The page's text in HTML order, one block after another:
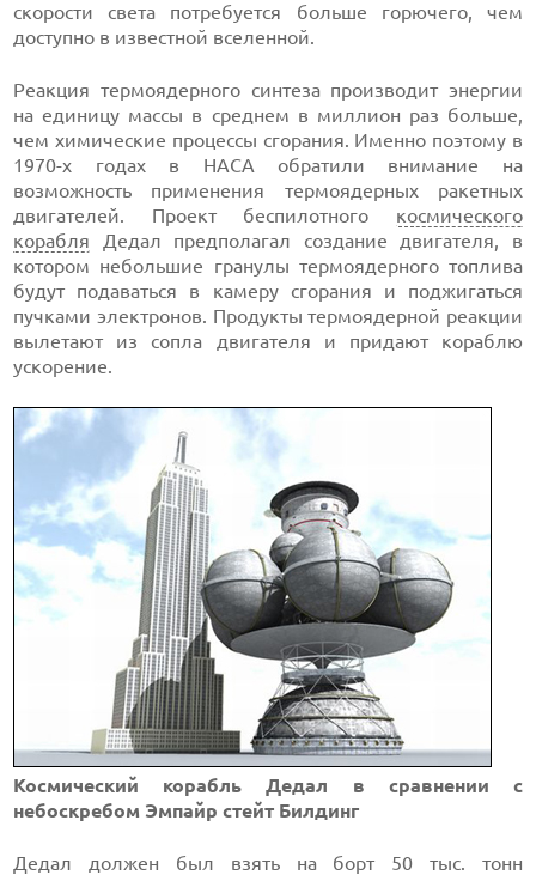
скорости света потребуется больше горючего, чем
доступно в известной вселенной.
Реакция термоядерного синтеза производит энергии
на единицу массы в среднем в миллион раз больше,
чем химические процессы сгорания. Именно поэтому в
1970-х годах в НАСА обратили внимание на
возможность применения термоядерных ракетных
двигателей. Проект беспилотного космического
корабля Дедал предполагал создание двигателя, в
котором небольшие гранулы термоядерного топлива
будут подаваться в камеру сгорания и поджигаться
пучками электронов. Продукты термоядерной реакции
вылетают из сопла двигателя и придают кораблю
ускорение.
Космический корабль Дедал в сравнении с
небоскребом Эмпайр стейт Билдинг
Дедал должен был взять на борт 50 тыс. тонн